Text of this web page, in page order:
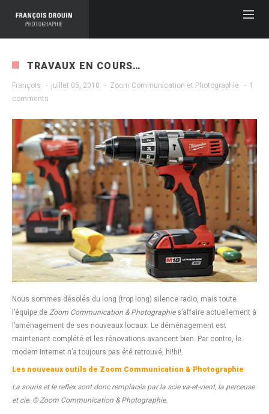
TRAVAUX EN COURS…
François · juillet 05, 2010 · Zoom Communication et Photographie · 1
comments
Nous sommes désolés du long (trop long) silence radio, mais toute
l’équipe de Zoom Communication & Photographies’affaire actuellement à
l’aménagement de ses nouveaux locaux. Le déménagement est
maintenant complété et les rénovations avancent bien. Par contre, le
modem Internet n’a toujours pas été retrouvé, hi!hi!.
Les nouveaux outils de Zoom Communication & Photographie
La souris et le reflex sont donc remplacés par la scie va-et-vient, la perceuse
et cie. © Zoom Communication & Photographie.